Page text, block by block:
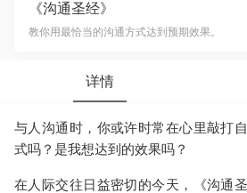
《沟通圣经》
教你用最恰当的沟通方式达到预期效果。
详情
与人沟通时，你或许时常在心里敲打
式吗？是我想达到的效果吗？
在人际交往日益密切的今天，《沟通